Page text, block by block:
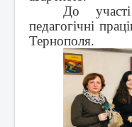
До
педагогічні
Тернополя.